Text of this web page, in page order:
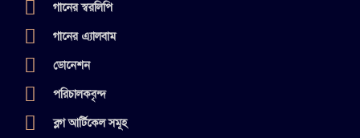
গানের স্বরলিপি
গানের এ্যালবাম
ডোনেশন
পরিচালকবৃন্দ
ব্লগ আর্টিকেল সমূহ